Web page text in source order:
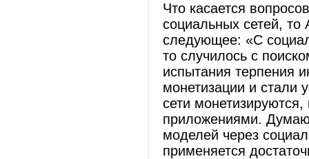
Что касается
социальных сетей, то
следующее: «С
то случилось с
испытания терпения
монетизации и стали
сети
приложениями.
моделей через
применяется